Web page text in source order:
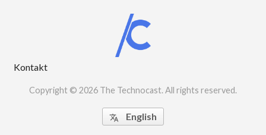
Kontakt
Copyright © 2026 The Technocast. All rights reserved.
 English